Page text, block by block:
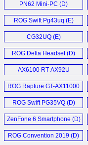
PN62 Mini-PC (D)
ROG Swift Pg43uq (E)
CG32UQ (E)
ROG Delta Headset (D)
AX6100 RT-AX92U
Router (D)
ROG Rapture GT-AX11000
Router (E)
ROG Swift PG35VQ (D)
ZenFone 6 Smartphone (D)
ROG Convention 2019 (D)